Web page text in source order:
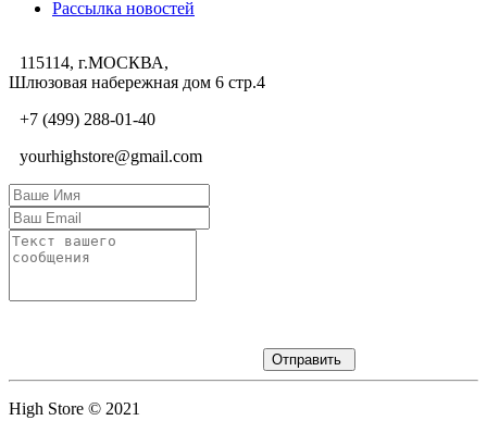
Рассылка новостей
115114, г.МОСКВА,
Шлюзовая набережная дом 6 стр.4
+7 (499) 288-01-40
yourhighstore@gmail.com
Отправить
High Store © 2021